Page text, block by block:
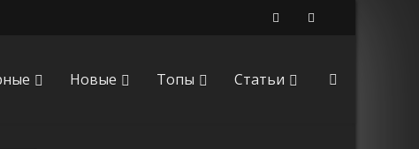
Новые Топы Статьи